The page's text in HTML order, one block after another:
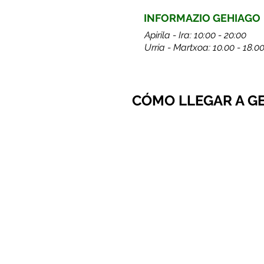
INFORMAZIO GEHIAGO
Apirila - Ira: 10:00 - 20:00
Urria - Martxoa: 10.00 - 18.00
CÓMO LLEGAR A